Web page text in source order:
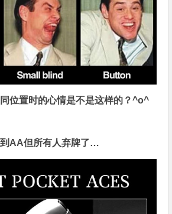
位置时的心情是不是这样的？^o^
AA但所有人弃牌了…